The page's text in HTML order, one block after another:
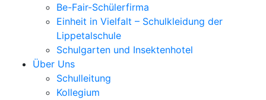
Be-Fair-Schülerfirma
Einheit in Vielfalt – Schulkleidung der
Lippetalschule
Schulgarten und Insektenhotel
Über Uns
Schulleitung
Kollegium